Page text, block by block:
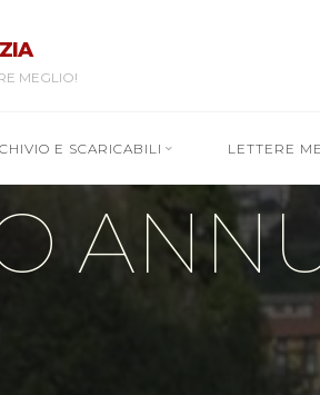
MEGLIO!
E SCARICABILI LETTERE